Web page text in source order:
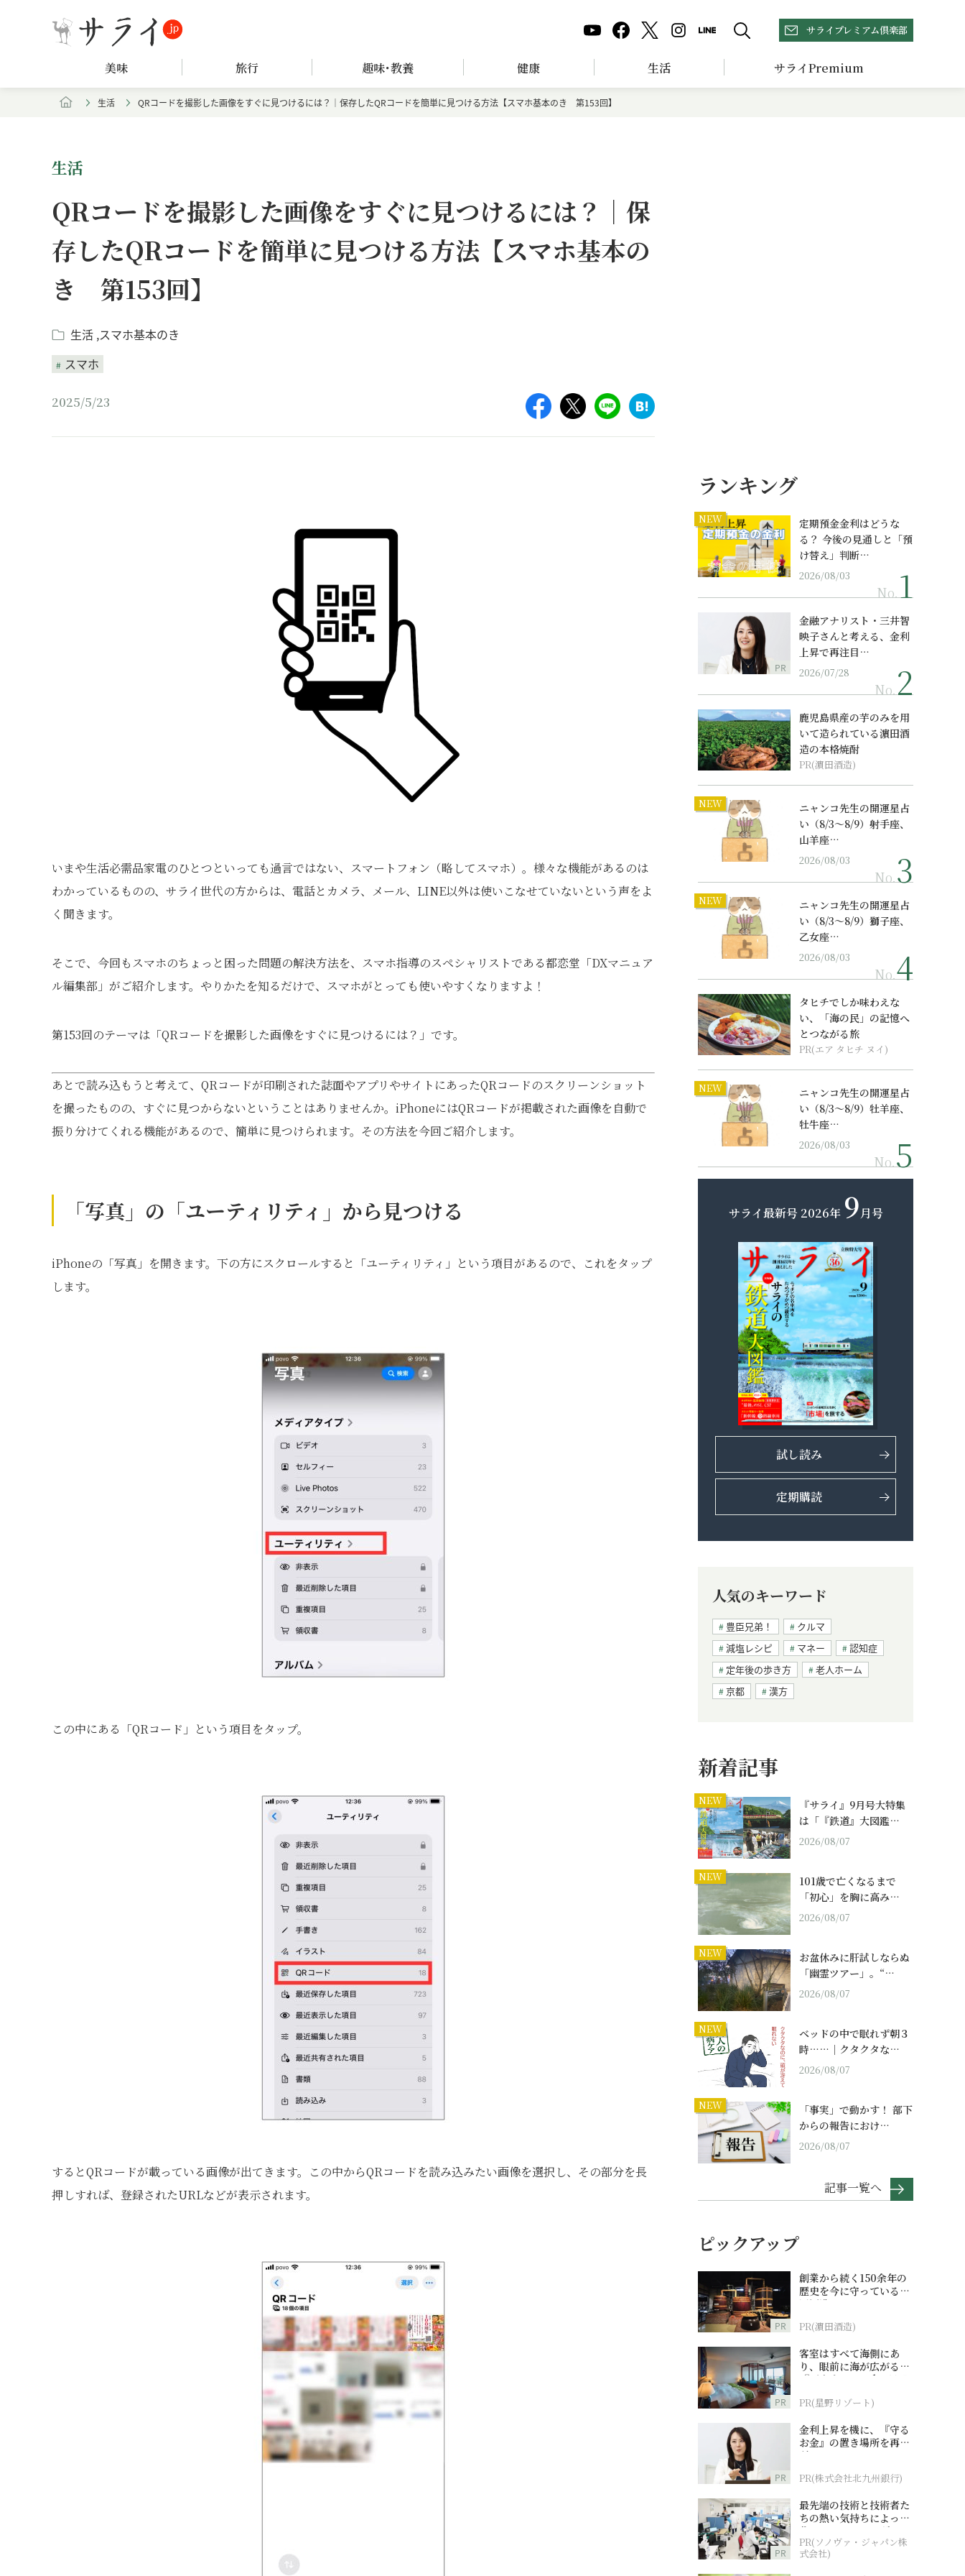
サライプレミアム倶楽部
美味 旅行 趣味･教養 健康 生活 サライPremium
生活 QRコードを撮影した画像をすぐに見つけるには？｜保存したQRコードを簡単に見つける方法【スマホ基本のき 第153回】
生活
QRコードを撮影した画像をすぐに見つけるには？｜保
存したQRコードを簡単に見つける方法【スマホ基本の
き 第153回】
生活 スマホ基本のき
スマホ
2025/5/23
いまや生活必需品家電のひとつといっても過言ではない、スマートフォン（略してスマホ）。様々な機能があるのは
わかっているものの、サライ世代の方からは、電話とカメラ、メール、LINE以外は使いこなせていないという声をよ
く聞きます。
そこで、今回もスマホのちょっと困った問題の解決方法を、スマホ指導のスペシャリストである都恋堂「DXマニュア
ル編集部」がご紹介します。やりかたを知るだけで、スマホがとっても使いやすくなりますよ！
第153回のテーマは「QRコードを撮影した画像をすぐに見つけるには？」です。
あとで読み込もうと考えて、QRコードが印刷された誌面やアプリやサイトにあったQRコードのスクリーンショット
を撮ったものの、すぐに見つからないということはありませんか。iPhoneにはQRコードが掲載された画像を自動で
振り分けてくれる機能があるので、簡単に見つけられます。その方法を今回ご紹介します。
「写真」の「ユーティリティ」から見つける
iPhoneの「写真」を開きます。下の方にスクロールすると「ユーティリティ」という項目があるので、これをタップ
します。
この中にある「QRコード」という項目をタップ。
するとQRコードが載っている画像が出てきます。この中からQRコードを読み込みたい画像を選択し、その部分を長
押しすれば、登録されたURLなどが表示されます。
ランキング
NEW
定期預金金利はどうな
る？ 今後の見通しと「預
け替え」判断…
2026/08/03
No.
PR
金融アナリスト・三井智
映子さんと考える、金利
上昇で再注目…
2026/07/28
No.
鹿児島県産の芋のみを用
いて造られている濵田酒
造の本格焼酎
PR(濵田酒造)
NEW
ニャンコ先生の開運星占
い（8/3～8/9）射手座、
山羊座…
2026/08/03
No.
NEW
ニャンコ先生の開運星占
い（8/3～8/9）獅子座、
乙女座…
2026/08/03
No.
タヒチでしか味わえな
い、「海の民」の記憶へ
とつながる旅
PR(エア タヒチ ヌイ)
NEW
ニャンコ先生の開運星占
い（8/3～8/9）牡羊座、
牡牛座…
2026/08/03
No.
サライ最新号 2026年 9月号
試し読み
定期購読
人気のキーワード
豊臣兄弟！
クルマ
減塩レシピ
マネー
認知症
定年後の歩き方
老人ホーム
京都
漢方
新着記事
NEW
『サライ』9月号大特集
は「『鉄道』大図鑑…
2026/08/07
NEW
101歳で亡くなるまで
「初心」を胸に高み…
2026/08/07
NEW
お盆休みに肝試しならぬ
「幽霊ツアー」。“…
2026/08/07
NEW
ベッドの中で眠れず朝３
時……｜クタクタな…
2026/08/07
NEW
「事実」で動かす！ 部下
からの報告におけ…
2026/08/07
記事一覧へ
ピックアップ
PR
創業から続く150余年の
歴史を今に守っている濵
田酒造
PR(濵田酒造)
PR
客室はすべて海側にあ
り、眼前に海が広がる
『西表島ホテル by 星野
PR(星野リゾート)
PR
金利上昇を機に、『守る
お金』の置き場所を再検
討
PR(株式会社北九州銀行)
PR
最先端の技術と技術者た
ちの熱い気持ちによって
作られているオーダーメ
イド補聴器
PR(ソノヴァ・ジャパン株
式会社)